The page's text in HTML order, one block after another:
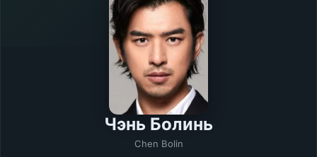
Чэнь Болинь
Chen Bolin